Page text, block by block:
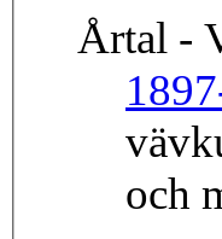
Årtal -
och